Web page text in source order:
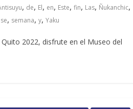
, de, El, en, Este, fin, Las, Ñukanchic,
se, semana, y, Yaku
2022, disfrute en el Museo del